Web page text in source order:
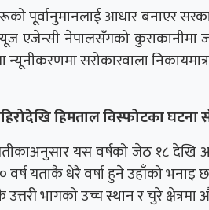
पूर्वानुमानलाई आधार बनाएर
एजेन्सी नेपालसँगको कुराकानीमा
न्यूनीकरणमा सरोकारवाला
हिमताल विस्फोटका
यस वर्षको जेठ १८
वर्ष यताकै धेरै वर्षा हुने उहाँको
उत्तरी भागको उच्च स्थान र चुरे